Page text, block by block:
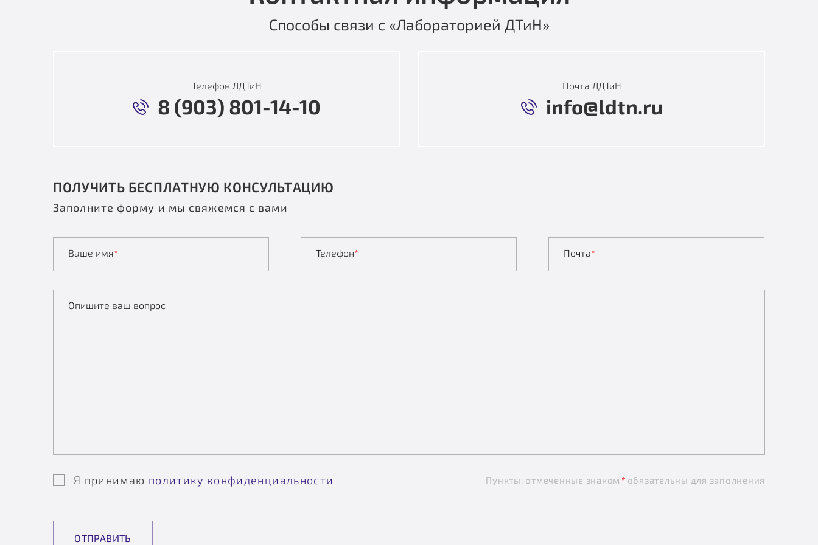
Способы связи с «Лабораторией ДТиН»
Телефон ЛДТиН
8 (903) 801-14-10
Почта ЛДТиН
info@ldtn.ru
ПОЛУЧИТЬ БЕСПЛАТНУЮ КОНСУЛЬТАЦИЮ
Заполните форму и мы свяжемся с вами
Ваше имя* Телефон* Почта*
Опишите ваш вопрос
Я принимаю политику конфиденциальности Пункты, отмеченные знаком *обязательны для заполнения
ОТПРАВИТЬ